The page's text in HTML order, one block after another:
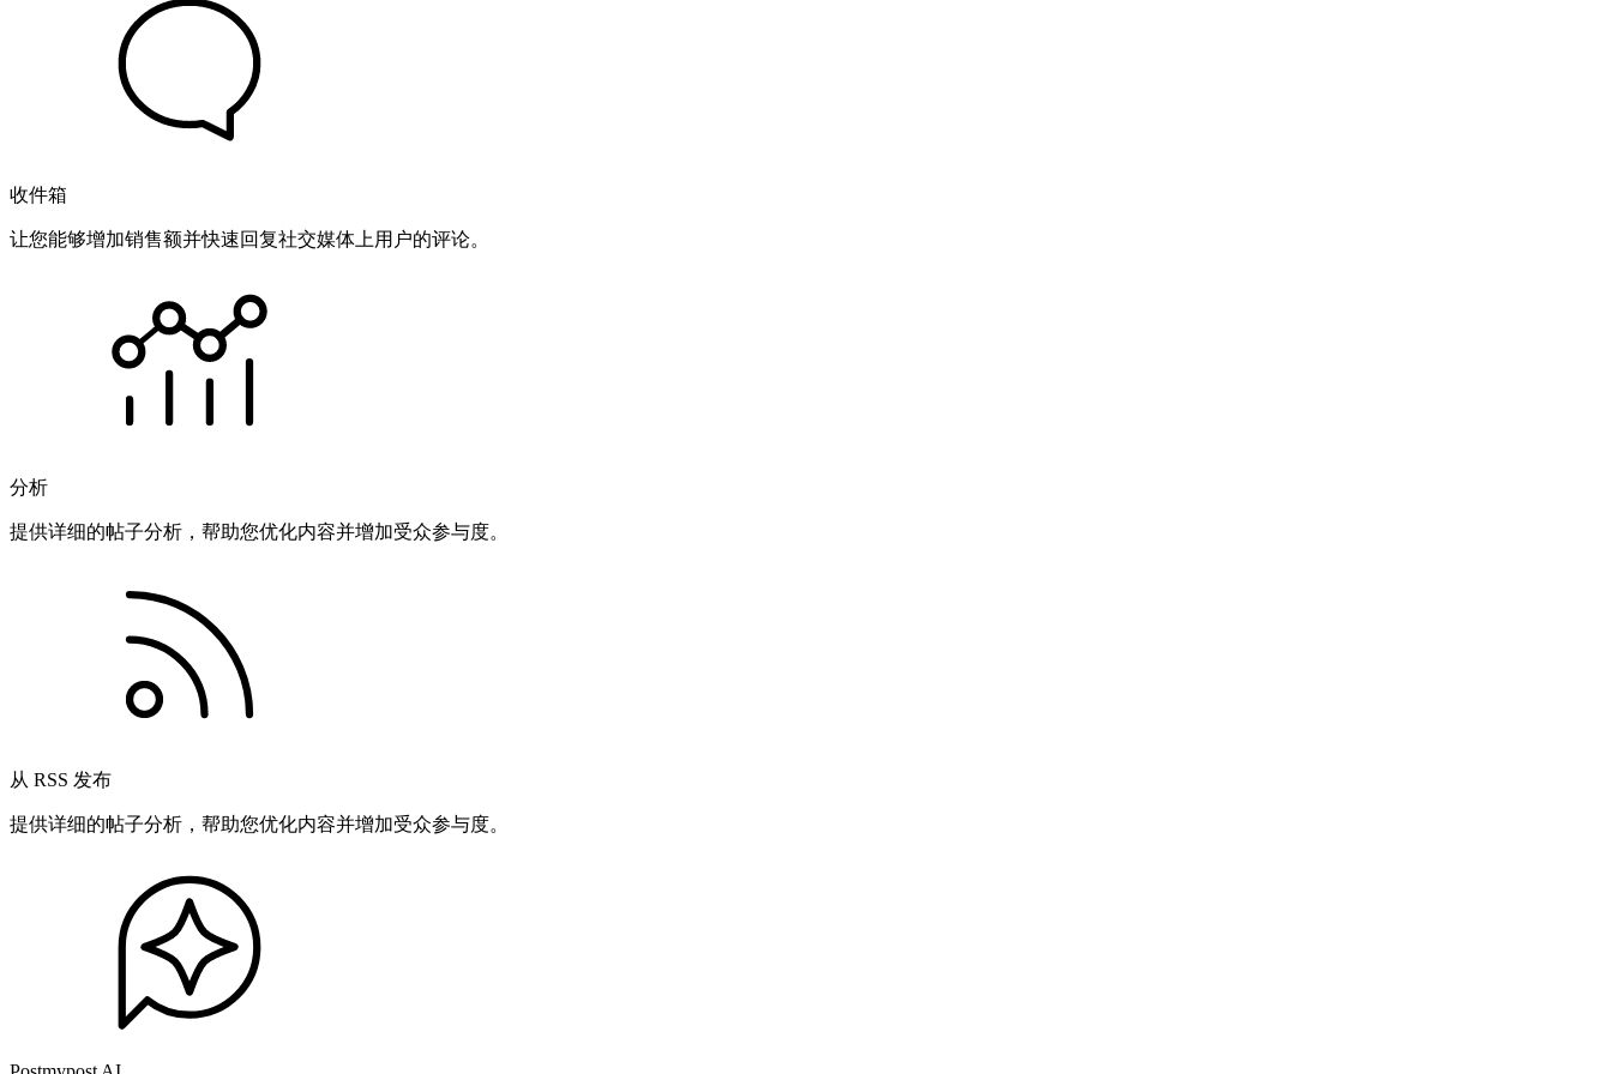
收件箱
让您能够增加销售额并快速回复社交媒体上用户的评论。
分析
提供详细的帖子分析，帮助您优化内容并增加受众参与度。
从 RSS 发布
提供详细的帖子分析，帮助您优化内容并增加受众参与度。